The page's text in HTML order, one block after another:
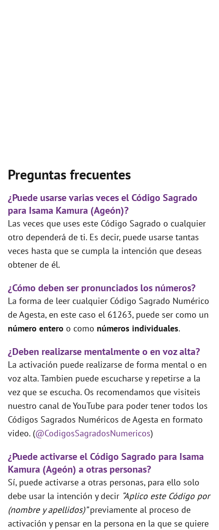
Preguntas frecuentes
¿Puede usarse varias veces el Código Sagrado
para Isama Kamura (Ageón)?
Las veces que uses este Código Sagrado o cualquier
otro dependerá de ti. Es decir, puede usarse tantas
veces hasta que se cumpla la intención que deseas
obtener de él.
¿Cómo deben ser pronunciados los números?
La forma de leer cualquier Código Sagrado Numérico
de Agesta, en este caso el 61263, puede ser como un
número entero o como números individuales.
¿Deben realizarse mentalmente o en voz alta?
La activación puede realizarse de forma mental o en
voz alta. Tambien puede escucharse y repetirse a la
vez que se escucha. Os recomendamos que visiteis
nuestro canal de YouTube para poder tener todos los
Códigos Sagrados Numéricos de Agesta en formato
video. (@CodigosSagradosNumericos)
¿Puede activarse el Código Sagrado para Isama
Kamura (Ageón) a otras personas?
Sí, puede activarse a otras personas, para ello solo
debe usar la intención y decir “Aplico este Código por
(nombre y apellidos)”previamente al proceso de
activación y pensar en la persona en la que se quiere